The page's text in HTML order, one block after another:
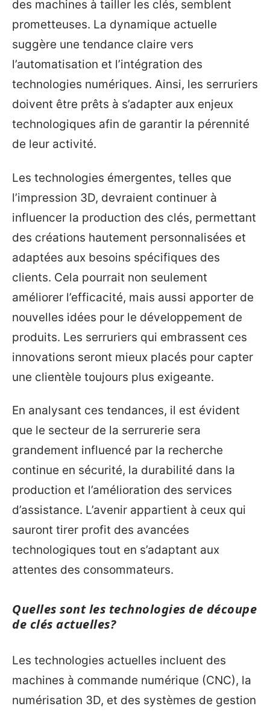
des machines à tailler les clés, semblent
prometteuses. La dynamique actuelle
suggère une tendance claire vers
l’automatisation et l’intégration des
technologies numériques. Ainsi, les serruriers
doivent être prêts à s’adapter aux enjeux
technologiques afin de garantir la pérennité
de leur activité.
Les technologies émergentes, telles que
l’impression 3D, devraient continuer à
influencer la production des clés, permettant
des créations hautement personnalisées et
adaptées aux besoins spécifiques des
clients. Cela pourrait non seulement
améliorer l’efficacité, mais aussi apporter de
nouvelles idées pour le développement de
produits. Les serruriers qui embrassent ces
innovations seront mieux placés pour capter
une clientèle toujours plus exigeante.
En analysant ces tendances, il est évident
que le secteur de la serrurerie sera
grandement influencé par la recherche
continue en sécurité, la durabilité dans la
production et l’amélioration des services
d’assistance. L’avenir appartient à ceux qui
sauront tirer profit des avancées
technologiques tout en s’adaptant aux
attentes des consommateurs.
Quelles sont les technologies de découpe
de clés actuelles?
Les technologies actuelles incluent des
machines à commande numérique (CNC), la
numérisation 3D, et des systèmes de gestion